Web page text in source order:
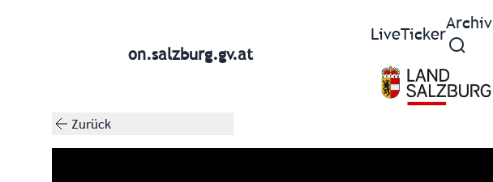
on.salzburg.gv.at
LiveTicker
Archiv
Zurück